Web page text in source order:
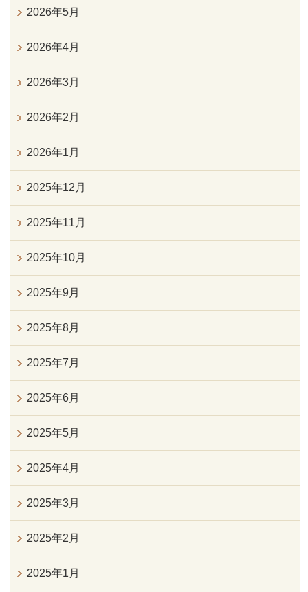
2026年5月
2026年4月
2026年3月
2026年2月
2026年1月
2025年12月
2025年11月
2025年10月
2025年9月
2025年8月
2025年7月
2025年6月
2025年5月
2025年4月
2025年3月
2025年2月
2025年1月